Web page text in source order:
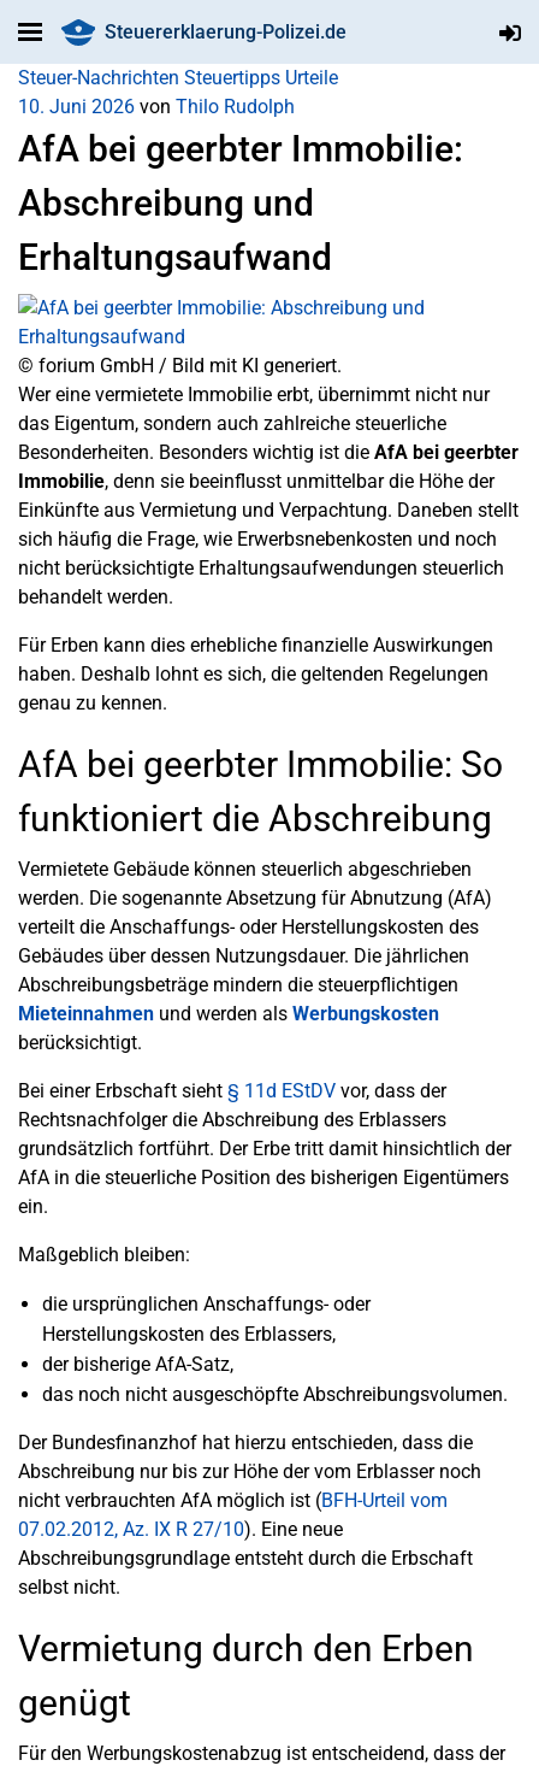
Steuererklaerung-Polizei.de
Steuer-Nachrichten Steuertipps Urteile
10. Juni 2026 von Thilo Rudolph
AfA bei geerbter Immobilie:
Abschreibung und
Erhaltungsaufwand
© forium GmbH / Bild mit KI generiert.
Wer eine vermietete Immobilie erbt, übernimmt nicht nur
das Eigentum, sondern auch zahlreiche steuerliche
Besonderheiten. Besonders wichtig ist die AfA bei geerbter
Immobilie, denn sie beeinflusst unmittelbar die Höhe der
Einkünfte aus Vermietung und Verpachtung. Daneben stellt
sich häufig die Frage, wie Erwerbsnebenkosten und noch
nicht berücksichtigte Erhaltungsaufwendungen steuerlich
behandelt werden.
Für Erben kann dies erhebliche finanzielle Auswirkungen
haben. Deshalb lohnt es sich, die geltenden Regelungen
genau zu kennen.
AfA bei geerbter Immobilie: So
funktioniert die Abschreibung
Vermietete Gebäude können steuerlich abgeschrieben
werden. Die sogenannte Absetzung für Abnutzung (AfA)
verteilt die Anschaffungs- oder Herstellungskosten des
Gebäudes über dessen Nutzungsdauer. Die jährlichen
Abschreibungsbeträge mindern die steuerpflichtigen
Mieteinnahmen und werden als Werbungskosten
berücksichtigt.
Bei einer Erbschaft sieht § 11d EStDV vor, dass der
Rechtsnachfolger die Abschreibung des Erblassers
grundsätzlich fortführt. Der Erbe tritt damit hinsichtlich der
AfA in die steuerliche Position des bisherigen Eigentümers
ein.
Maßgeblich bleiben:
die ursprünglichen Anschaffungs- oder
Herstellungskosten des Erblassers,
der bisherige AfA-Satz,
das noch nicht ausgeschöpfte Abschreibungsvolumen.
Der Bundesfinanzhof hat hierzu entschieden, dass die
Abschreibung nur bis zur Höhe der vom Erblasser noch
nicht verbrauchten AfA möglich ist (BFH-Urteil vom
07.02.2012, Az. IX R 27/10). Eine neue
Abschreibungsgrundlage entsteht durch die Erbschaft
selbst nicht.
Vermietung durch den Erben
genügt
Für den Werbungskostenabzug ist entscheidend, dass der